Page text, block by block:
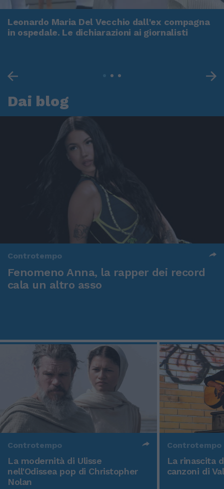
Leonardo Maria Del Vecchio dall'ex compagna
in ospedale. Le dichiarazioni ai giornalisti
Dai blog
Controtempo
Fenomeno Anna, la rapper dei record
cala un altro asso
Controtempo
La modernità di Ulisse
nell'Odissea pop di Christopher
Nolan
Controtempo
La rinascita
canzoni di